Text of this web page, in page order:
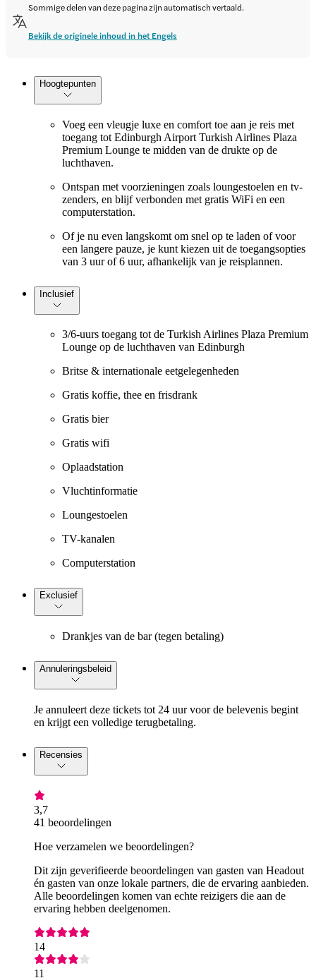
Sommige delen van deze pagina zijn automatisch vertaald.
Bekijk de originele inhoud in het Engels
Hoogtepunten
Voeg een vleugje luxe en comfort toe aan je reis met
toegang tot Edinburgh Airport Turkish Airlines Plaza
Premium Lounge te midden van de drukte op de
luchthaven.
Ontspan met voorzieningen zoals loungestoelen en tv-
zenders, en blijf verbonden met gratis WiFi en een
computerstation.
Of je nu even langskomt om snel op te laden of voor
een langere pauze, je kunt kiezen uit de toegangsopties
van 3 uur of 6 uur, afhankelijk van je reisplannen.
Inclusief
3/6-uurs toegang tot de Turkish Airlines Plaza Premium
Lounge op de luchthaven van Edinburgh
Britse & internationale eetgelegenheden
Gratis koffie, thee en frisdrank
Gratis bier
Gratis wifi
Oplaadstation
Vluchtinformatie
Loungestoelen
TV-kanalen
Computerstation
Exclusief
Drankjes van de bar (tegen betaling)
Annuleringsbeleid
Je annuleert deze tickets tot 24 uur voor de belevenis begint
en krijgt een volledige terugbetaling.
Recensies
3,7
41 beoordelingen
Hoe verzamelen we beoordelingen?
Dit zijn geverifieerde beoordelingen van gasten van Headout
én gasten van onze lokale partners, die de ervaring aanbieden.
Alle beoordelingen komen van echte reizigers die aan de
ervaring hebben deelgenomen.
14
11